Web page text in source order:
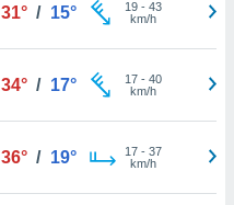
31° / 15° 19- 43
km/h
34° / 17° 17- 40
km/h
36° / 19° 17- 37
km/h